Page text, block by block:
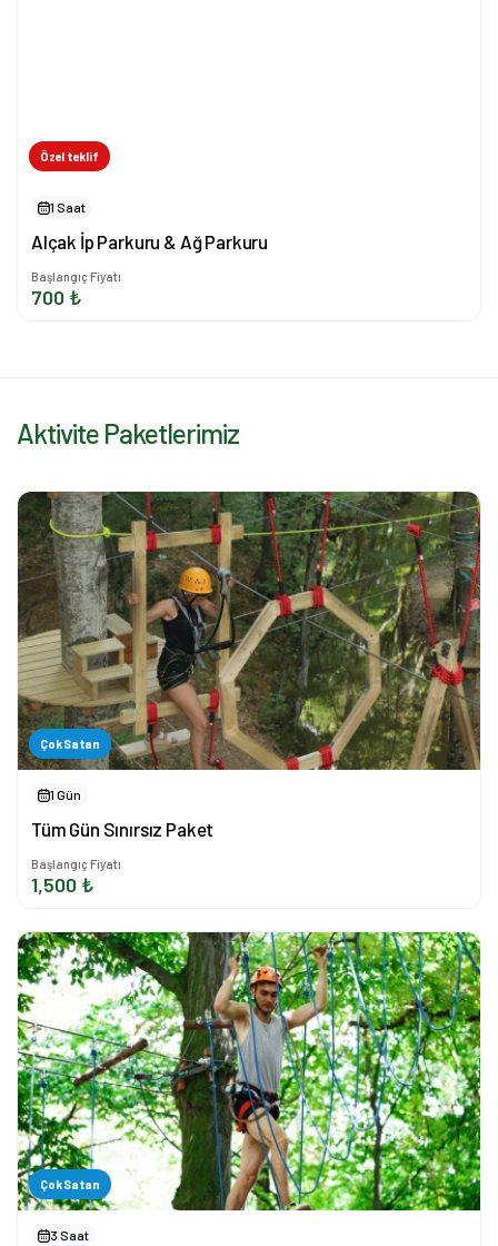
Özel teklif
1 Saat
Alçak İp Parkuru & Ağ Parkuru
Başlangıç Fiyatı
700 ₺
Aktivite Paketlerimiz
Çok Satan
1 Gün
Tüm Gün Sınırsız Paket
Başlangıç Fiyatı
1,500 ₺
Çok Satan
3 Saat